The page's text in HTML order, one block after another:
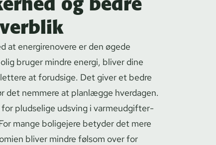
at energirenovere er den øgede
bruger mindre energi, bliver dine
at forudsige. Det giver et bedre
det nemmere at planlægge hverdagen.
for pludselige udsving i var­meud­gif­ter­
mange boligejere betyder det mere
bliver mindre følsom over for